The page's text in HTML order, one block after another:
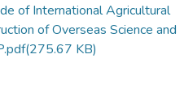
of International Agricultural
of Overseas Science and
(275.67 KB)